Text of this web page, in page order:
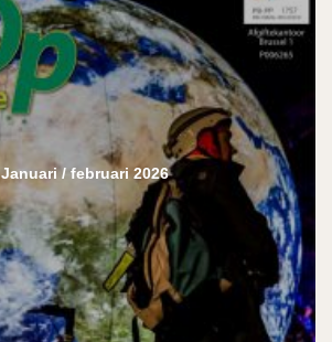
Januari / februari 2026